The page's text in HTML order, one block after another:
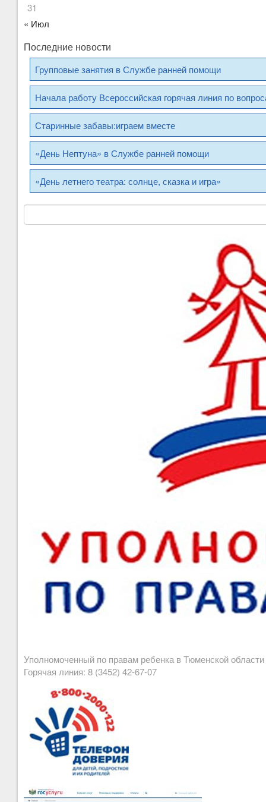
31
« Июл
Последние новости
Групповые занятия в Службе ранней помощи
Начала работу Всероссийская горячая линия по
Старинные забавы:играем вместе
«День Нептуна» в Службе ранней помощи
«День летнего театра: солнце, сказка и игра»
Уполномоченный по правам ребенка в Тюменской
Горячая линия: 8 (3452) 42-67-07